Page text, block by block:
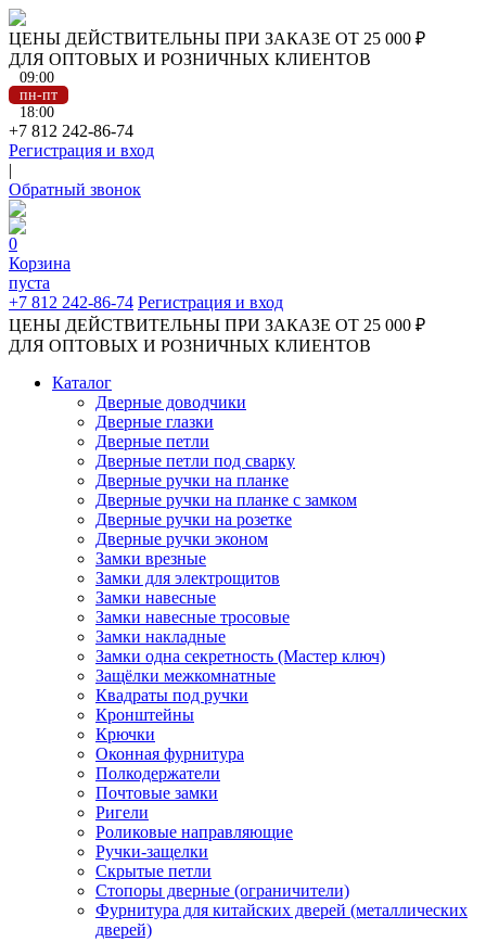
ЦЕНЫ ДЕЙСТВИТЕЛЬНЫ ПРИ ЗАКАЗЕ ОТ 25 000 ₽
ДЛЯ ОПТОВЫХ И РОЗНИЧНЫХ КЛИЕНТОВ
09:00
пн-пт
18:00
+7 812 242-86-74
Регистрация и вход
|
Обратный звонок
0
Корзина
пуста
+7 812 242-86-74 Регистрация и вход
ЦЕНЫ ДЕЙСТВИТЕЛЬНЫ ПРИ ЗАКАЗЕ ОТ 25 000 ₽
ДЛЯ ОПТОВЫХ И РОЗНИЧНЫХ КЛИЕНТОВ
Каталог
Дверные доводчики
Дверные глазки
Дверные петли
Дверные петли под сварку
Дверные ручки на планке
Дверные ручки на планке с замком
Дверные ручки на розетке
Дверные ручки эконом
Замки врезные
Замки для электрощитов
Замки навесные
Замки навесные тросовые
Замки накладные
Замки одна секретность (Мастер ключ)
Защёлки межкомнатные
Квадраты под ручки
Кронштейны
Крючки
Оконная фурнитура
Полкодержатели
Почтовые замки
Ригели
Роликовые направляющие
Ручки-защелки
Скрытые петли
Стопоры дверные (ограничители)
Фурнитура для китайских дверей (металлических
дверей)